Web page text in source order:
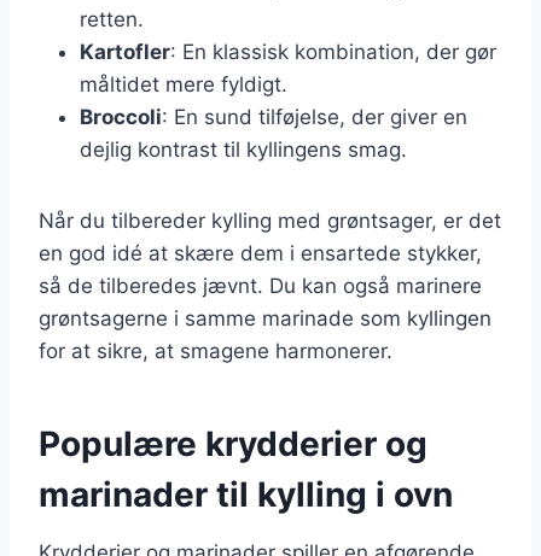
retten.
Kartofler: En klassisk kombination, der gør
måltidet mere fyldigt.
Broccoli: En sund tilføjelse, der giver en
dejlig kontrast til kyllingens smag.
Når du tilbereder kylling med grøntsager, er det
en god idé at skære dem i ensartede stykker,
så de tilberedes jævnt. Du kan også marinere
grøntsagerne i samme marinade som kyllingen
for at sikre, at smagene harmonerer.
Populære krydderier og
marinader til kylling i ovn